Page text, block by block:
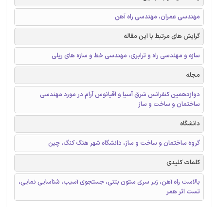
مهندسی عمران، مهندسی راه آهن
گرایش های مرتبط با این مقاله
سازه و مهندسی راه و ترابری، مهندسی خط و سازه های ریلی
مجله
دوازدهمین کنفرانس شرق آسیا و اقیانوس آرام در مورد مهندسی
ساختمان و ساخت و ساز
دانشگاه
گروه ساختمان و ساخت و ساز، دانشگاه شهر هنگ کنگ، چین
کلمات کلیدی
بالاست راه آهن، زیر سری ستون بتنی، جستجوی آسیب، شناسایی نمایی،
تست اثر همر